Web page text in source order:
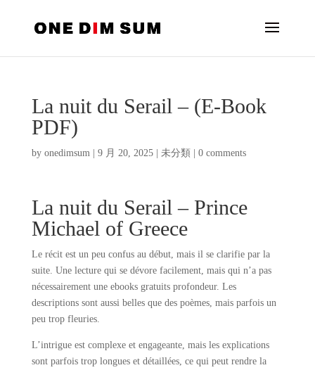
La nuit du Serail – (E-Book
PDF)
by onedimsum| 9 月 20, 2025| 未分類 0 comments
La nuit du Serail – Prince
Michael of Greece
Le récit est un peu confus au début, mais il se clarifie par la
suite. Une lecture qui se dévore facilement, mais qui n’a pas
nécessairement une ebooks gratuits profondeur. Les
descriptions sont aussi belles que des poèmes, mais parfois un
peu trop fleuries.
L’intrigue est complexe et engageante, mais les explications
sont parfois trop longues et détaillées, ce qui peut rendre la